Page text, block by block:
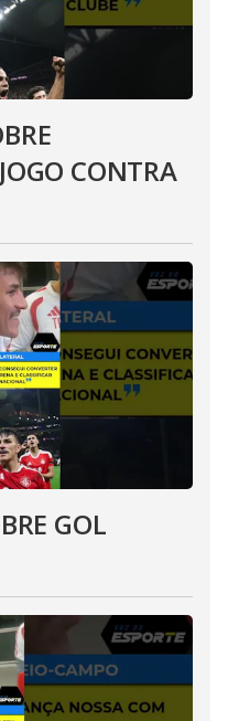
CONTRA
GOL